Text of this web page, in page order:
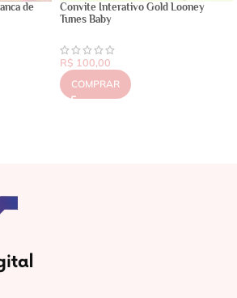
de
Convite Interativo Gold Looney
Tunes Baby
R$ 100,00
COMPRAR